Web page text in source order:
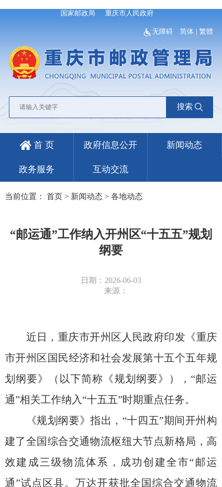
国家邮政局 重庆市人民政府
无障碍 简体 |繁體
搜索
首 页 政府信息公开 新闻动态
政务服务 互动交流
当前位置： 首页 > 新闻动态 > 各地动态
“邮运通”工作纳入开州区“十五五”规划
纲要
日期：2026-06-03
来源：
近日，重庆市开州区人民政府印发《重庆
市开州区国民经济和社会发展第十五个五年规
划纲要》（以下简称《规划纲要》）， “邮运
通”相关工作纳入“十五五”时期重点任务。
《规划纲要》指出 ， “十四五”期间开州构
建了全国综合交通物流枢纽大节点新格局，高
效建成三级物流体系，成功创建全市“邮运
通”试点区县。万达开获批全国综合交通物流